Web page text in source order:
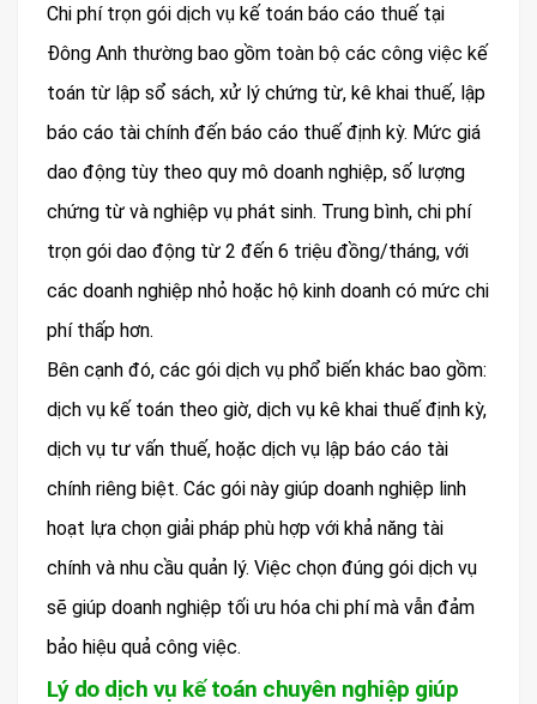
Chi phí trọn gói dịch vụ kế toán báo cáo thuế tại
Đông Anh thường bao gồm toàn bộ các công việc kế
toán từ lập sổ sách, xử lý chứng từ, kê khai thuế, lập
báo cáo tài chính đến báo cáo thuế định kỳ. Mức giá
dao động tùy theo quy mô doanh nghiệp, số lượng
chứng từ và nghiệp vụ phát sinh. Trung bình, chi phí
trọn gói dao động từ 2 đến 6 triệu đồng/tháng, với
các doanh nghiệp nhỏ hoặc hộ kinh doanh có mức chi
phí thấp hơn.
Bên cạnh đó, các gói dịch vụ phổ biến khác bao gồm:
dịch vụ kế toán theo giờ, dịch vụ kê khai thuế định kỳ,
dịch vụ tư vấn thuế, hoặc dịch vụ lập báo cáo tài
chính riêng biệt. Các gói này giúp doanh nghiệp linh
hoạt lựa chọn giải pháp phù hợp với khả năng tài
chính và nhu cầu quản lý. Việc chọn đúng gói dịch vụ
sẽ giúp doanh nghiệp tối ưu hóa chi phí mà vẫn đảm
bảo hiệu quả công việc.
Lý do dịch vụ kế toán chuyên nghiệp giúp